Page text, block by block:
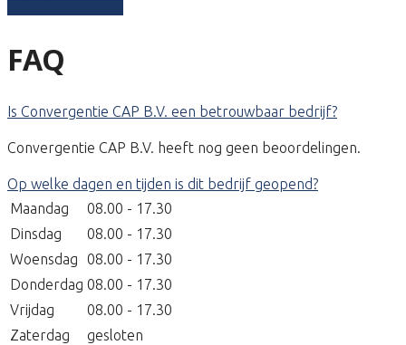
FAQ
Is Convergentie CAP B.V. een betrouwbaar bedrijf?
Convergentie CAP B.V. heeft nog geen beoordelingen.
Op welke dagen en tijden is dit bedrijf geopend?
Maandag
08.00 - 17.30
Dinsdag
08.00 - 17.30
Woensdag
08.00 - 17.30
Donderdag 08.00 - 17.30
Vrijdag
08.00 - 17.30
Zaterdag
gesloten